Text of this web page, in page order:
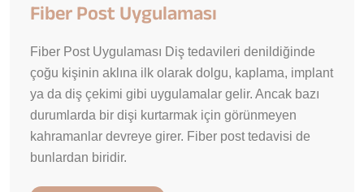
Fiber Post Uygulaması
Fiber Post Uygulaması Diş tedavileri denildiğinde
çoğu kişinin aklına ilk olarak dolgu, kaplama, implant
ya da diş çekimi gibi uygulamalar gelir. Ancak bazı
durumlarda bir dişi kurtarmak için görünmeyen
kahramanlar devreye girer. Fiber post tedavisi de
bunlardan biridir.